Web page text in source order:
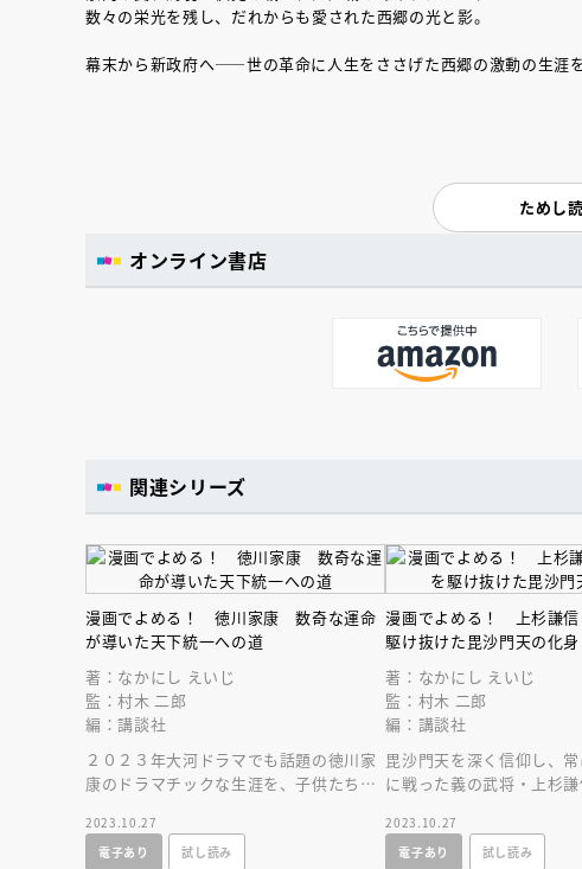
数々の栄光を残し、だれからも愛された西郷の光と影。
幕末から新政府へ――世の革命に人生をささげた西郷の激動の生涯
ためし
オンライン書店
関連シリーズ
漫画でよめる！ 徳川家康 数奇な運命
が導いた天下統一への道
著：なかにし えいじ
監：村木 二郎
編：講談社
２０２３年大河ドラマでも話題の徳川家
康のドラマチックな生涯を、子供たちに
2023.10.27
電子あり
試し読み
漫画でよめる！ 上杉謙
駆け抜けた毘沙門天の化身
著：なかにし えいじ
監：村木 二郎
編：講談社
毘沙門天を深く信仰し、
に戦った義の武将・上杉
2023.10.27
電子あり
試し読み